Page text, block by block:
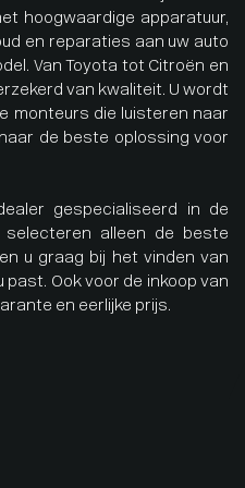
hoogwaardige apparatuur,
en reparaties aan uw auto
Van Toyota tot Citroën en
van kwaliteit. U wordt
monteurs die luisteren naar
de beste oplossing voor
gespecialiseerd in de
alleen de beste
u graag bij het vinden van
Ook voor de inkoop van
en eerlijke prijs.